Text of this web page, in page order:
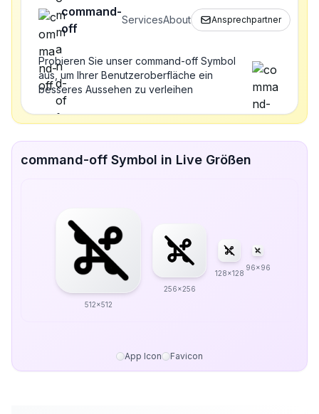
command-
off
ServicesAbout Ansprechpartner
Probieren Sie unser command-off Symbol
aus, um Ihrer Benutzeroberfläche ein
besseres Aussehen zu verleihen
command-off Symbol in Live Größen
512x512
256x256
128x128
96x96
App Icon Favicon